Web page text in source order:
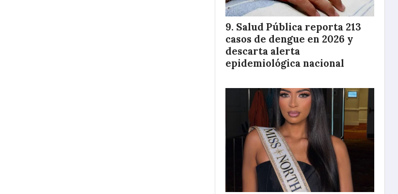
Salud Pública reporta 213
casos de dengue en 2026 y
descarta alerta
epidemiológica nacional